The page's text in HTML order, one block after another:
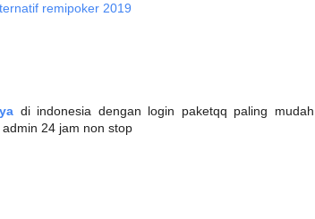
remipoker 2019
di indonesia dengan login paketqq paling mudah
24 jam non stop